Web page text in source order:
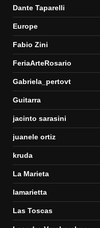
Dante Taparelli
Europe
Fabio Zini
FeriaArteRosario
Gabriela_pertovt
Guitarra
jacinto sarasini
juanele ortiz
kruda
La Marieta
lamarietta
Las Toscas